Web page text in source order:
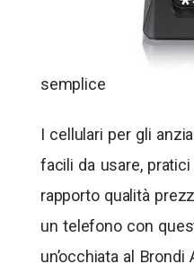
semplice
I cellulari per gli
facili da usare,
rapporto qualità
un telefono con
un’occhiata al